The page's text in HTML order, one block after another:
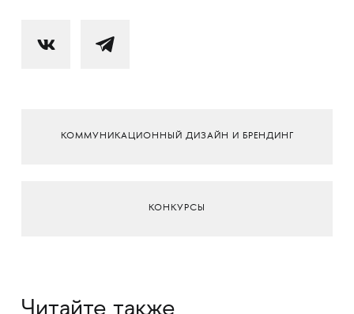
КОММУНИКАЦИОННЫЙ ДИЗАЙН И БРЕНДИНГ
КОНКУРСЫ